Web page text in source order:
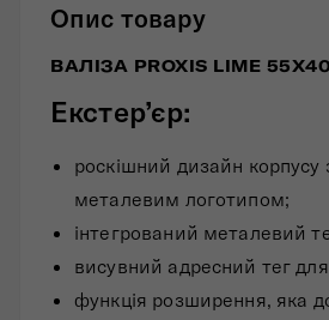
Опис товару
ВАЛІЗА PROXIS LIME
Екстер’єр:
роскішний дизайн корпусу
металевим логотипом;
інтегрований металевий
висувний адресний тег для
функція розширення, яка